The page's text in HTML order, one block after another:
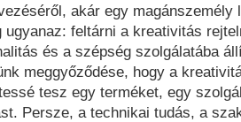
akár egy magánszemély
ugyanaz: feltárni a kreativitás
és a szépség szolgálatába
meggyőződése, hogy a
tesz egy terméket, egy
Persze, a technikai tudás, a